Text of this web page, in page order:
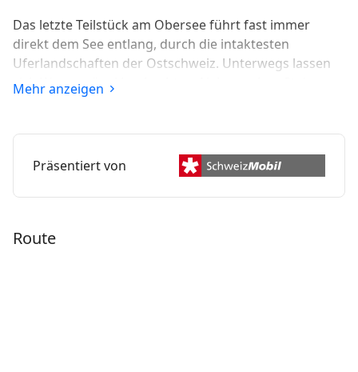
Das letzte Teilstück am Obersee führt fast immer
direkt dem See entlang, durch die intaktesten
Uferlandschaften der Ostschweiz. Unterwegs lassen
sich Wasservögel beobachten. Nahezu ohne Steigung
geht es von Schmerikon zur Rosenstadt Rapperswil,
Fachhochschule.
Mehr anzeigen
Präsentiert von
Route